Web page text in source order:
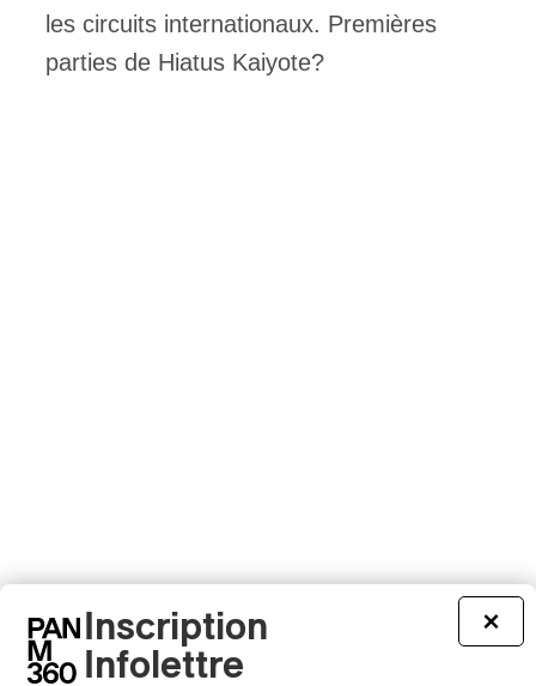
les circuits internationaux. Premières
parties de Hiatus Kaiyote?
×
Inscription
Infolettre